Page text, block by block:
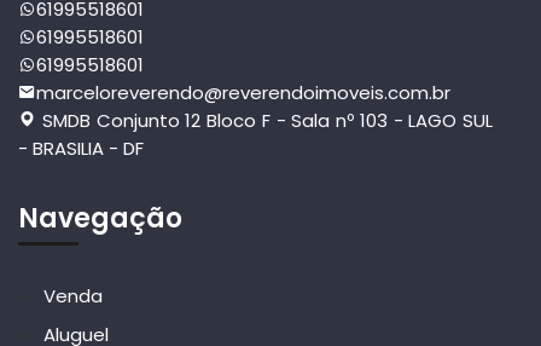
61995518601
61995518601
61995518601
marceloreverendo@reverendoimoveis.com.br
SMDB Conjunto 12 Bloco F - Sala nº 103 - LAGO SUL
- BRASILIA - DF
Navegação
Venda
Aluguel